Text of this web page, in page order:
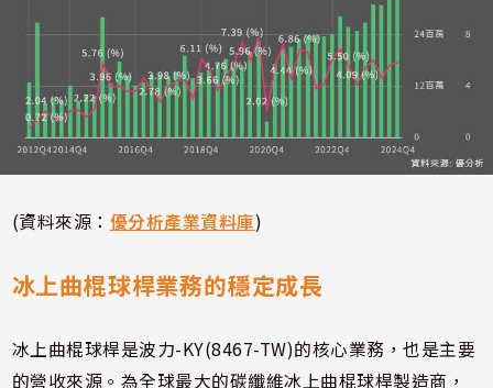
(資料來源： 優分析產業資料庫)
冰上曲棍球桿業務的穩定成長
冰上曲棍球桿是波力-KY(8467-TW)的核心業務，也是主要
的營收來源。為全球最大的碳纖維冰上曲棍球桿製造商，